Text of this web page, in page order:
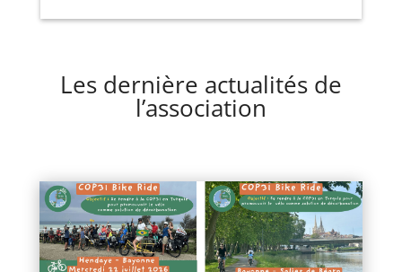
Les dernière actualités de
l’association